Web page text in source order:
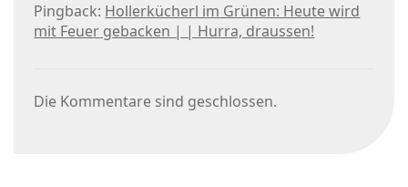
Pingback: Hollerkücherl im Grünen: Heute wird
mit Feuer gebacken | | Hurra, draussen!
Die Kommentare sind geschlossen.